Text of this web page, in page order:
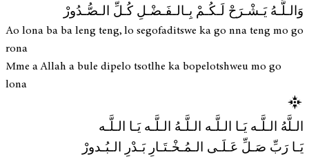
وَالـلَّـهُ يَـشْـرَحْ لَـكُـمْ بِـالـفَـضْـلِ كُـلِّ الـصُّـدُورْ
Ao lona ba ba leng teng, lo segofaditswe ka go nna teng mo go
rona
Mme a Allah a bule dipelo tsotlhe ka bopelotshweu mo go
lona
الـلَّهُ الـلَّـه يَـا الـلَّـه الـلَّـهُ الـلَّـه يَـا الـلَّـه
يَـا رَبِّ صَـلِّ عَـلَـى الـمُـخْـتَـارِ بَـدْرِ الـبُـدورْ